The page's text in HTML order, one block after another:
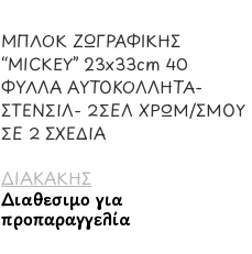
ΜΠΛΟΚ ΖΩΓΡΑΦΙΚΗΣ
“MICKEY” 23x33cm 40
ΦΥΛΛΑ ΑΥΤΟΚΟΛΛΗΤΑ-
ΣΤΕΝΣΙΛ- 2ΣΕΛ ΧΡΩΜ/ΣΜΟΥ
ΣΕ 2 ΣΧΕΔΙΑ
ΔΙΑΚΑΚΗΣ
Διαθέσιμο για
προπαραγγελία